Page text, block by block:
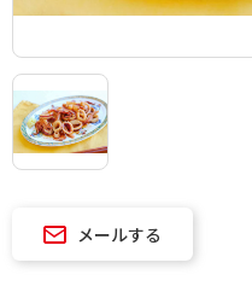
メールする